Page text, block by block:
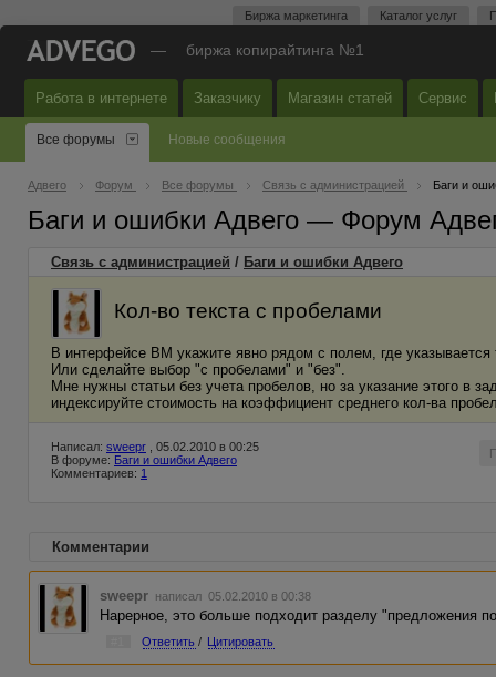
Биржа маркетинга Каталог услуг
— биржа копирайтинга №1
Работа в интернете Заказчику Магазин статей Сервис
Все форумы Новые сообщения
Адвего Форум Все форумы Связь с администрацией Баги и
Баги и ошибки Адвего — Форум
Связь с администрацией / Баги и ошибки Адвего
Кол-во текста с пробелами
В интерфейсе ВМ укажите явно рядом с полем, где
Или сделайте выбор "с пробелами" и "без".
Мне нужны статьи без учета пробелов, но за указание этого в
индексируйте стоимость на коэффициент среднего кол-ва
Написал: sweepr , 05.02.2010 в 00:25
В форуме: Баги и ошибки Адвего
Комментариев: 1
Комментарии
sweepr написал 05.02.2010 в 00:38
Нарерное, это больше подходит разделу "предложения
Ответить / Цитировать